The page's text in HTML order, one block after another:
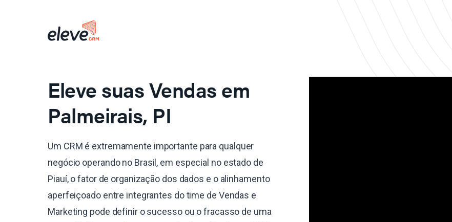
Eleve suas Vendas em
Palmeirais, PI
Um CRM é extremamente importante para qualquer
negócio operando no Brasil, em especial no estado de
Piauí, o fator de organização dos dados e o alinhamento
aperfeiçoado entre integrantes do time de Vendas e
Marketing pode definir o sucesso ou o fracasso de uma